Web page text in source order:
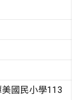
國民小學113